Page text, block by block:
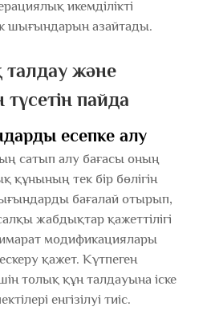
икемділікті
шығындарын азайтады.
және
пайда
есепке алу
сатып алу бағасы оның
құнының тек бір бөлігін
бағалай отырып,
жабдықтар қажеттілігі
модификациялары
қажет. Күтпеген
толық құн талдауына іске
енгізілуі тиіс.